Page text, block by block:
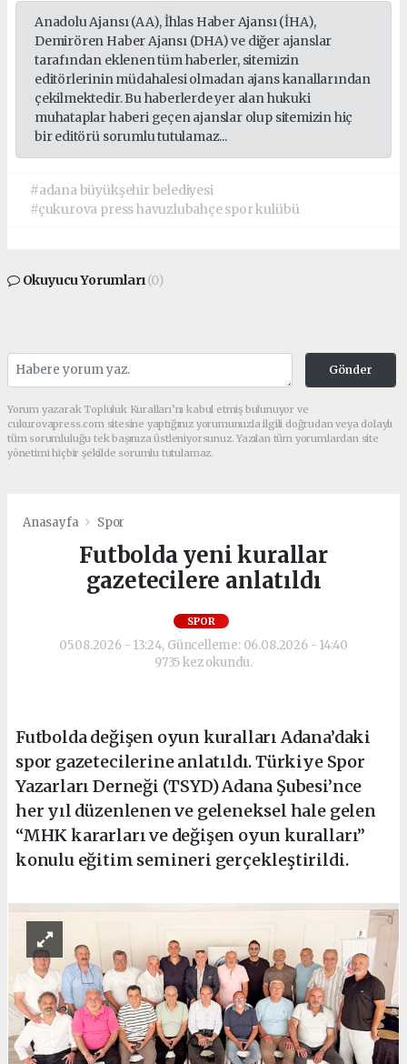
Anadolu Ajansı (AA), İhlas Haber Ajansı (İHA),
Demirören Haber Ajansı (DHA) ve diğer ajanslar
tarafından eklenen tüm haberler, sitemizin
editörlerinin müdahalesi olmadan ajans kanallarından
çekilmektedir. Bu haberlerde yer alan hukuki
muhataplar haberi geçen ajanslar olup sitemizin hiç
bir editörü sorumlu tutulamaz...
#adana büyükşehir belediyesi
#çukurova press havuzlubahçe spor kulübü
Okuyucu Yorumları(0)
Gönder
Yorum yazarak Topluluk Kuralları’nı kabul etmiş bulunuyor ve
cukurovapress.com sitesine yaptığınız yorumunuzla ilgili doğrudan veya dolaylı
tüm sorumluluğu tek başınıza üstleniyorsunuz. Yazılan tüm yorumlardan site
yönetimi hiçbir şekilde sorumlu tutulamaz.
Anasayfa Spor
Futbolda yeni kurallar
gazetecilere anlatıldı
SPOR
05.08.2026 - 13:24, Güncelleme: 06.08.2026 - 14:40
9735 kez okundu.
Futbolda değişen oyun kuralları Adana’daki
spor gazetecilerine anlatıldı. Türkiye Spor
Yazarları Derneği (TSYD) Adana Şubesi’nce
her yıl düzenlenen ve geleneksel hale gelen
“MHK kararları ve değişen oyun kuralları”
konulu eğitim semineri gerçekleştirildi.